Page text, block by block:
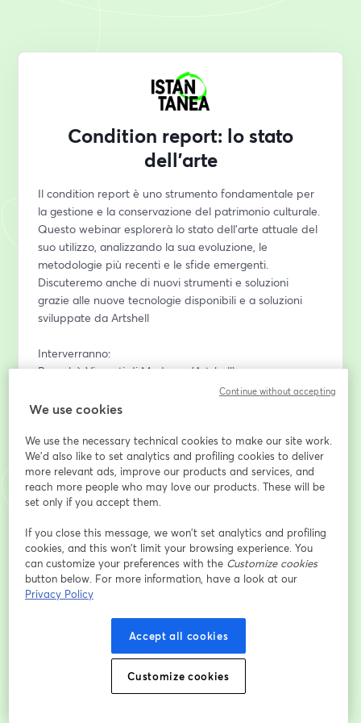
Condition report: lo stato
dell'arte
Il condition report è uno strumento fondamentale per
la gestione e la conservazione del patrimonio culturale.
Questo webinar esplorerà lo stato dell'arte attuale del
suo utilizzo, analizzando la sua evoluzione, le
metodologie più recenti e le sfide emergenti.
Discuteremo anche di nuovi strumenti e soluzioni
grazie alle nuove tecnologie disponibili e a soluzioni
sviluppate da Artshell
Interverranno:
Bernabò Visconti di Modrone (Artshell)
Maria Grazia Longoni (LCA Studio Legale)
Dirección de correo electrónico*
Apellido*
Registrarse
¿Ya te registraste?Únete aquí
We use cookies
We use the necessary technical cookies to make our site work.
We'd also like to set analytics and profiling cookies to deliver
more relevant ads, improve our products and services, and
reach more people who may love our products. These will be
set only if you accept them.
If you close this message, we won’t set analytics and profiling
cookies, and this won’t limit your browsing experience. You
can customize your preferences with the Customize cookies
button below. For more information, have a look at our
Privacy Policy
Accept all cookies
Customize cookies
Continue without accepting